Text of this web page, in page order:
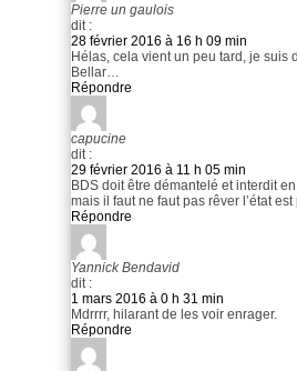
Pierre un gaulois
dit :
28 février 2016 à 16 h 09 min
Hélas, cela vient un peu tard, je suis
Bellar…
Répondre
capucine
dit :
29 février 2016 à 11 h 05 min
BDS doit être démantelé et interdit
mais il faut ne faut pas rêver l’état
Répondre
Yannick Bendavid
dit :
1 mars 2016 à 0 h 31 min
Mdrrrr, hilarant de les voir enrager.
Répondre